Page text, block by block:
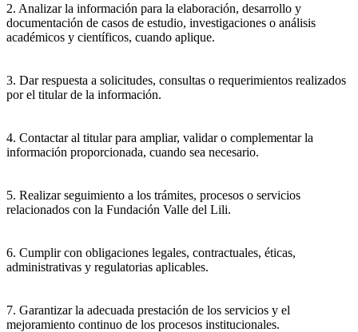
2. Analizar la información para la elaboración, desarrollo y
documentación de casos de estudio, investigaciones o análisis
académicos y científicos, cuando aplique.
3. Dar respuesta a solicitudes, consultas o requerimientos realizados
por el titular de la información.
4. Contactar al titular para ampliar, validar o complementar la
información proporcionada, cuando sea necesario.
5. Realizar seguimiento a los trámites, procesos o servicios
relacionados con la Fundación Valle del Lili.
6. Cumplir con obligaciones legales, contractuales, éticas,
administrativas y regulatorias aplicables.
7. Garantizar la adecuada prestación de los servicios y el
mejoramiento continuo de los procesos institucionales.